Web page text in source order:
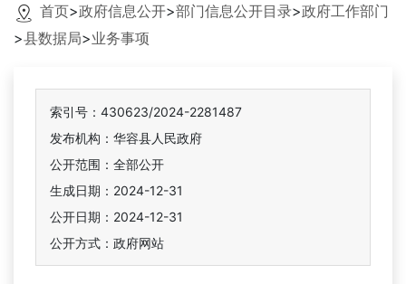
首页>政府信息公开>部门信息公开目录>政府工作部门
>县数据局>业务事项
索引号：430623/2024-2281487
发布机构：华容县人民政府
公开范围：全部公开
生成日期：2024-12-31
公开日期：2024-12-31
公开方式：政府网站